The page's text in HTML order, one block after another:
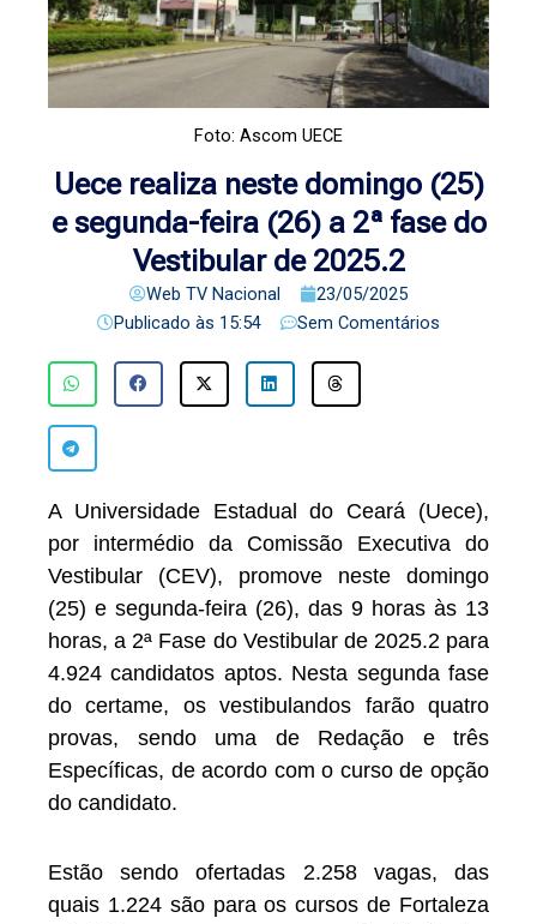
Foto: Ascom UECE
Uece realiza neste domingo (25)
e segunda-feira (26) a 2ª fase do
Vestibular de 2025.2
Web TV Nacional
23/05/2025
Publicado às 15:54 Sem Comentários
A Universidade Estadual do Ceará (Uece),
por intermédio da Comissão Executiva do
Vestibular (CEV), promove neste domingo
(25) e segunda-feira (26), das 9 horas às 13
horas, a 2ª Fase do Vestibular de 2025.2 para
4.924 candidatos aptos. Nesta segunda fase
do certame, os vestibulandos farão quatro
provas, sendo uma de Redação e três
Específicas, de acordo com o curso de opção
do candidato.
Estão sendo ofertadas 2.258 vagas, das
quais 1.224 são para os cursos de Fortaleza